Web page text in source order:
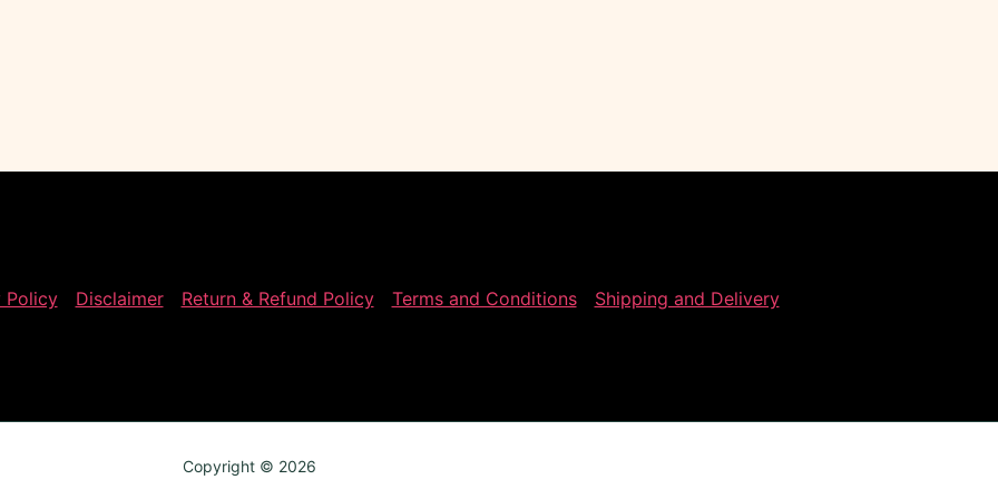
Policy Disclaimer Return & Refund Policy Terms and Conditions Shipping and Delivery
Copyright © 2026